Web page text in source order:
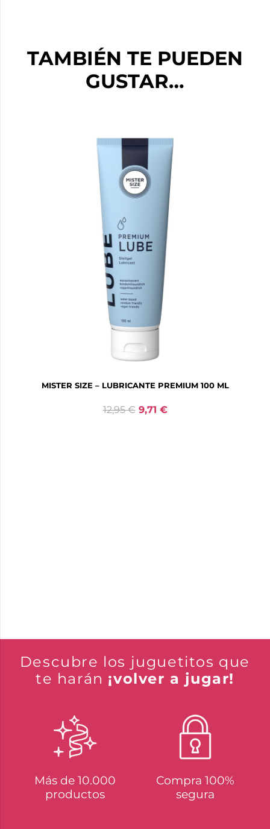
TAMBIÉN TE PUEDEN
GUSTAR…
MISTER SIZE – LUBRICANTE PREMIUM 100 ML
12,95€ 9,71 €
Descubre los juguetitos que
te harán ¡volver a jugar!
Más de 10.000
productos
Compra 100%
segura